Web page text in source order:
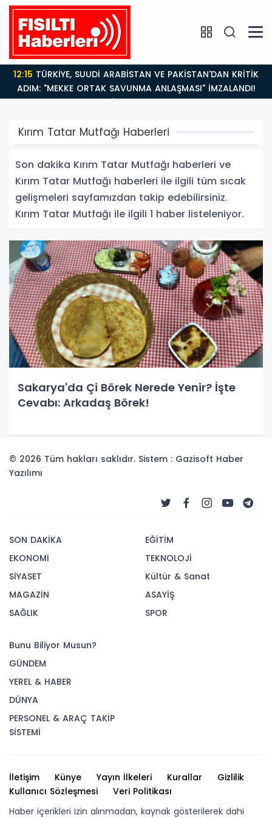
12:15
ADIM: "MEKKE ORTAK SAVUNMA ANLAŞMASI" İMZALANDI!
Kırım Tatar Mutfağı Haberleri
Son dakika Kırım Tatar Mutfağı haberleri ve
Kırım Tatar Mutfağı haberleri ile ilgili tüm sıcak
gelişmeleri sayfamızdan takip edebilirsiniz.
Kırım Tatar Mutfağı ile ilgili 1 haber listeleniyor.
Sakarya'da Çi Börek Nerede Yenir? İşte
Cevabı: Arkadaş Börek!
© 2026 Tüm hakları saklıdır. Sistem : Gazisoft Haber
Yazılımı
SON DAKİKA
EKONOMİ
SİYASET
MAGAZİN
SAĞLIK
EĞİTİM
TEKNOLOJİ
Kültür & Sanat
ASAYİŞ
SPOR
Bunu Biliyor Musun?
GÜNDEM
YEREL & HABER
DÜNYA
PERSONEL & ARAÇ TAKİP
SİSTEMİ
İletişim Künye Yayın İlkeleri Kurallar
Gizlilik
Kullanıcı Sözleşmesi
Veri Politikası
Haber içerikleri izin alınmadan, kaynak gösterilerek dahi